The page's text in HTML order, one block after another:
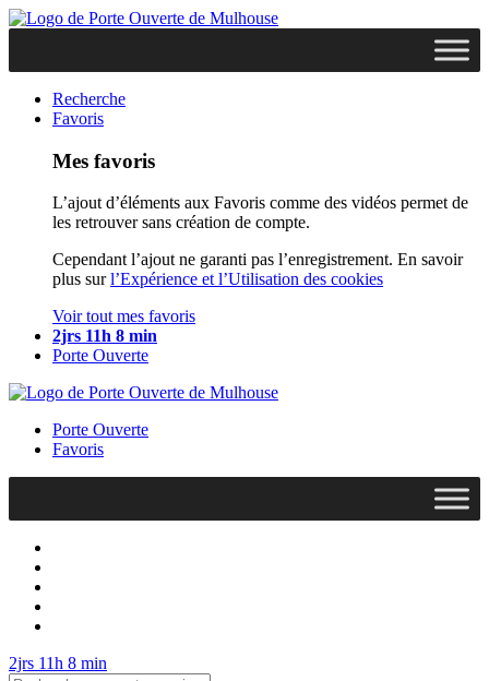
Recherche
Favoris
Mes favoris
L’ajout d’éléments aux Favoris comme des vidéos permet de
les retrouver sans création de compte.
Cependant l’ajout ne garanti pas l’enregistrement. En savoir
plus surl’Expérience et l’Utilisation des cookies
Voir tout mes favoris
2jrs 11h 8 min
Porte Ouverte
Porte Ouverte
Favoris
2jrs 11h 8 min